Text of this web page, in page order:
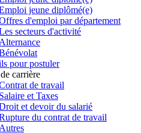
jeune diplômé(e)
d'emploi par département
secteurs d'activité
Alternance
pour postuler
carrière
de travail
Salaire et Taxes
et devoir du salarié
du contrat de travail
Autres